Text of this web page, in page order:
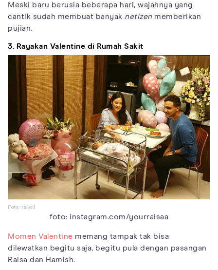
Meski baru berusia beberapa hari, wajahnya yang
cantik sudah membuat banyak netizen memberikan
pujian.
3. Rayakan Valentine di Rumah Sakit
Foto: raisa1
foto: instagram.com/yourraisaa
Momen Valentine memang tampak tak bisa
dilewatkan begitu saja, begitu pula dengan pasangan
Raisa dan Hamish.